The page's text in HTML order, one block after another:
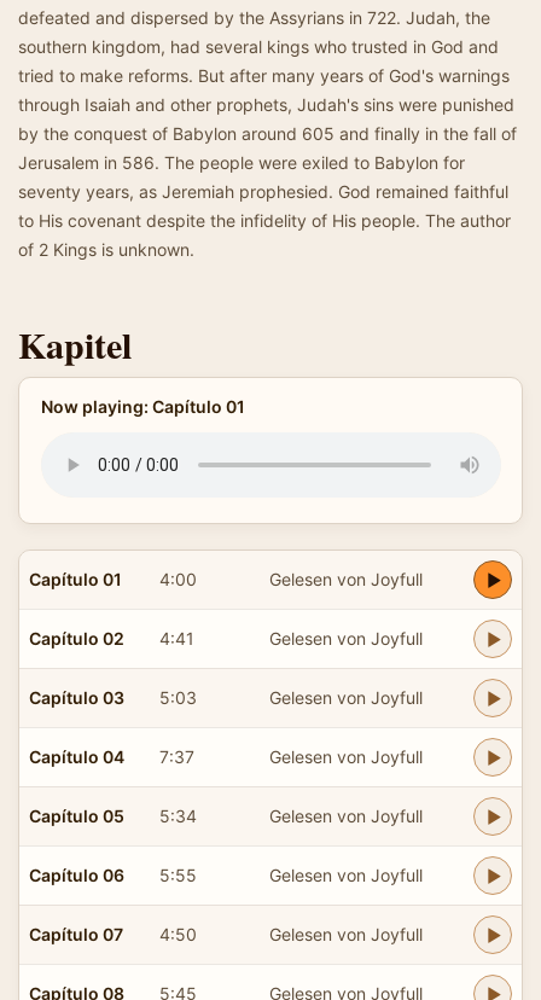
defeated and dispersed by the Assyrians in 722. Judah, the
southern kingdom, had several kings who trusted in God and
tried to make reforms. But after many years of God's warnings
through Isaiah and other prophets, Judah's sins were punished
by the conquest of Babylon around 605 and finally in the fall of
Jerusalem in 586. The people were exiled to Babylon for
seventy years, as Jeremiah prophesied. God remained faithful
to His covenant despite the infidelity of His people. The author
of 2 Kings is unknown.
Kapitel
Now playing: Capítulo 01
Capítulo 01 4:00 Gelesen von Joyfull
Capítulo 02 4:41 Gelesen von Joyfull
Capítulo 03 5:03 Gelesen von Joyfull
Capítulo 04 7:37 Gelesen von Joyfull
Capítulo 05 5:34 Gelesen von Joyfull
Capítulo 06 5:55 Gelesen von Joyfull
Capítulo 07 4:50 Gelesen von Joyfull
Capítulo 08 5:45 Gelesen von Joyfull